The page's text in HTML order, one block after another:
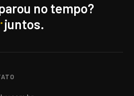
no tempo?
juntos.